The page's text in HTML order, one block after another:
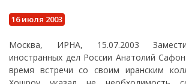
16 июля 2003
Москва, ИРНА, 15.07.2003
иностранных дел России Анатолий
время встречи со своим иранским